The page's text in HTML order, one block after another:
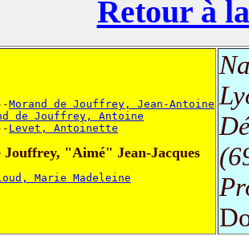
Retour à
Morand de Jouffrey, Jean-Antoine
de Jouffrey, Antoine
Levet, Antoinette
Jouffrey, "Aimé" Jean-Jacques
Marie Madeleine